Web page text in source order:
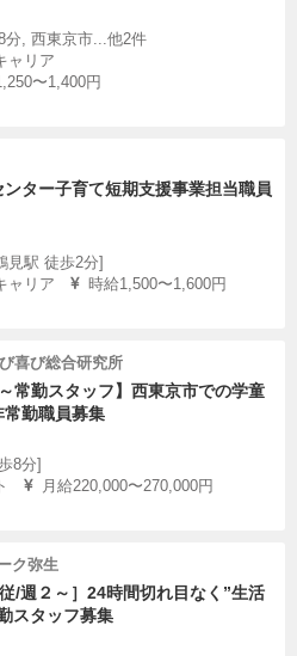
分, 西東京市...他2件
ャリア
〜1,400円
ンター子育て短期支援事業担当職員
見駅 徒歩2分]
ャリア
時給1,500〜1,600円
喜び総合研究所
常勤スタッフ】西東京市での学童
常勤職員募集
8分]
月給220,000〜270,000円
ク弥生
/週２～］24時間切れ目なく”生活
スタッフ募集